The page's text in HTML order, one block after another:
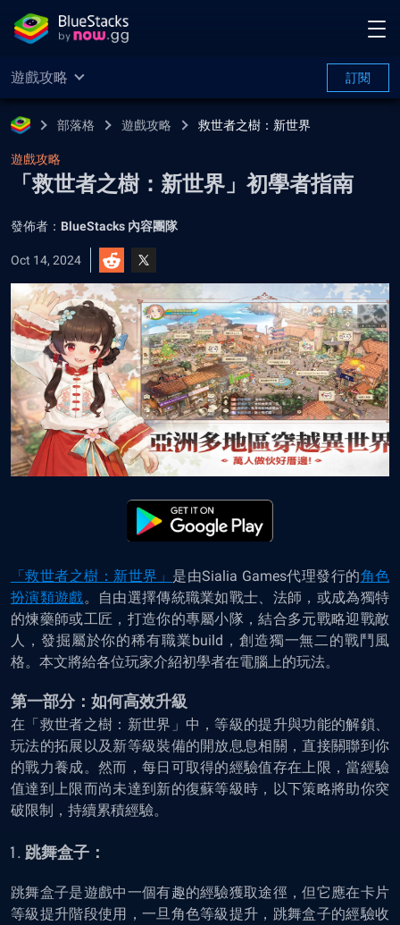
遊戲攻略 訂閱
部落格 遊戲攻略 救世者之樹：新世界
遊戲攻略
「救世者之樹：新世界」初學者指南
發佈者： BlueStacks 內容團隊
Oct 14, 2024
「救世者之樹：新世界」 是由Sialia Games代理發行的角色
扮演類遊戲。自由選擇傳統職業如戰士、法師，或成為獨特
的煉藥師或工匠，打造你的專屬小隊，結合多元戰略迎戰敵
人，發掘屬於你的稀有職業build，創造獨一無二的戰鬥風
格。本文將給各位玩家介紹初學者在電腦上的玩法。
第一部分：如何高效升級
在「救世者之樹：新世界」中，等級的提升與功能的解鎖、
玩法的拓展以及新等級裝備的開放息息相關，直接關聯到你
的戰力養成。然而，每日可取得的經驗值存在上限，當經驗
值達到上限而尚未達到新的復蘇等級時，以下策略將助你突
破限制，持續累積經驗。
跳舞盒子：
跳舞盒子是遊戲中一個有趣的經驗獲取途徑，但它應在卡片
等級提升階段使用，一旦角色等級提升，跳舞盒子的經驗收